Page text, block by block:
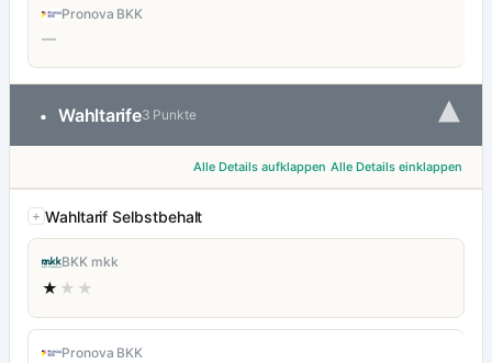
Pronova BKK
—
• Wahltarife3 Punkte ▾
Alle Details aufklappen Alle Details einklappen
Wahltarif Selbstbehalt
BKK mkk
★ ★★
Pronova BKK